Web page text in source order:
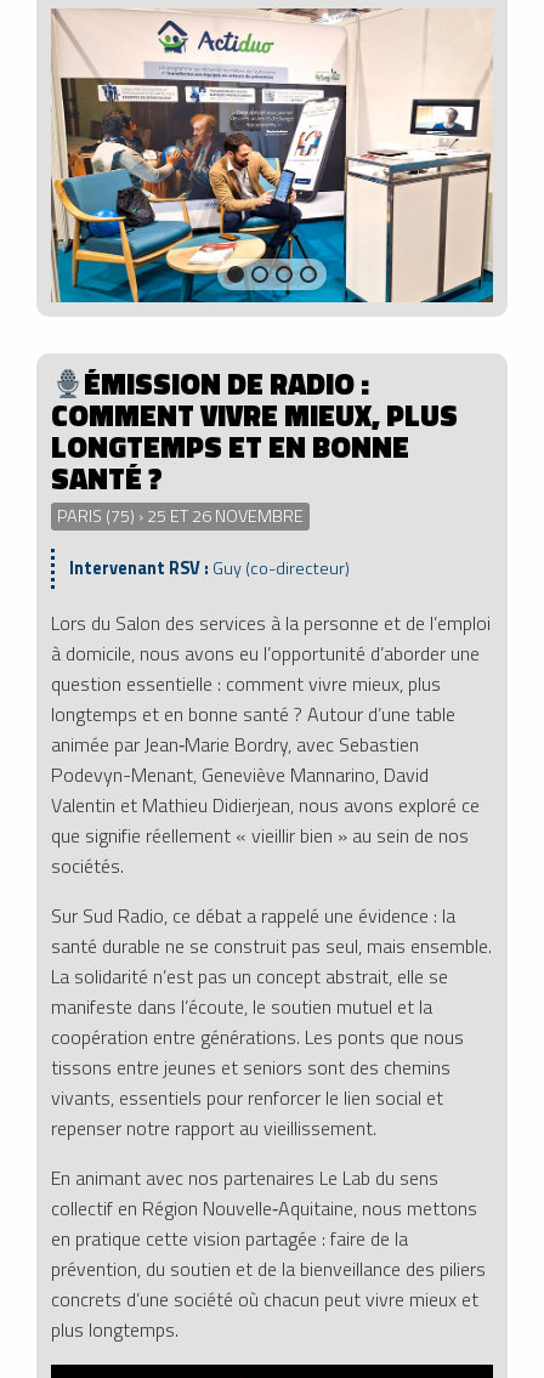
ÉMISSION DE RADIO :
COMMENT VIVRE MIEUX, PLUS
LONGTEMPS ET EN BONNE
SANTÉ ?
PARIS (75) › 25 ET 26 NOVEMBRE
Intervenant RSV : Guy (co-directeur)
Lors du Salon des services à la personne et de l’emploi
à domicile, nous avons eu l’opportunité d’aborder une
question essentielle : comment vivre mieux, plus
longtemps et en bonne santé ? Autour d’une table
animée par Jean‑Marie Bordry, avec Sebastien
Podevyn-Menant, Geneviève Mannarino, David
Valentin et Mathieu Didierjean, nous avons exploré ce
que signifie réellement « vieillir bien » au sein de nos
sociétés.
Sur Sud Radio, ce débat a rappelé une évidence : la
santé durable ne se construit pas seul, mais ensemble.
La solidarité n’est pas un concept abstrait, elle se
manifeste dans l’écoute, le soutien mutuel et la
coopération entre générations. Les ponts que nous
tissons entre jeunes et seniors sont des chemins
vivants, essentiels pour renforcer le lien social et
repenser notre rapport au vieillissement.
En animant avec nos partenaires Le Lab du sens
collectif en Région Nouvelle‑Aquitaine, nous mettons
en pratique cette vision partagée : faire de la
prévention, du soutien et de la bienveillance des piliers
concrets d’une société où chacun peut vivre mieux et
plus longtemps.